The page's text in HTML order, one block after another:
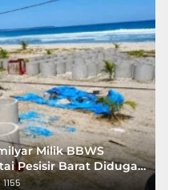
Milik BBWS
Pesisir Barat Diduga
1155